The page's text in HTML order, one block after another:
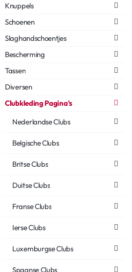
Knuppels
Schoenen
Slaghandschoentjes
Bescherming
Tassen
Diversen
Clubkleding Pagina's
Nederlandse Clubs
Belgische Clubs
Britse Clubs
Duitse Clubs
Franse Clubs
Ierse Clubs
Luxemburgse Clubs
Spaanse Clubs